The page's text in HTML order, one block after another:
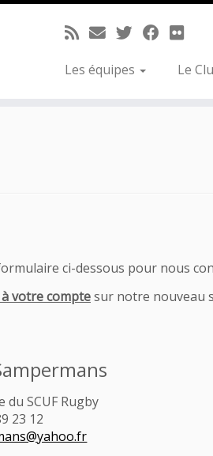
Les équipes Le
ci-dessous pour nous
à votre comptesur notre nouveau
du SCUF Rugby
23 12